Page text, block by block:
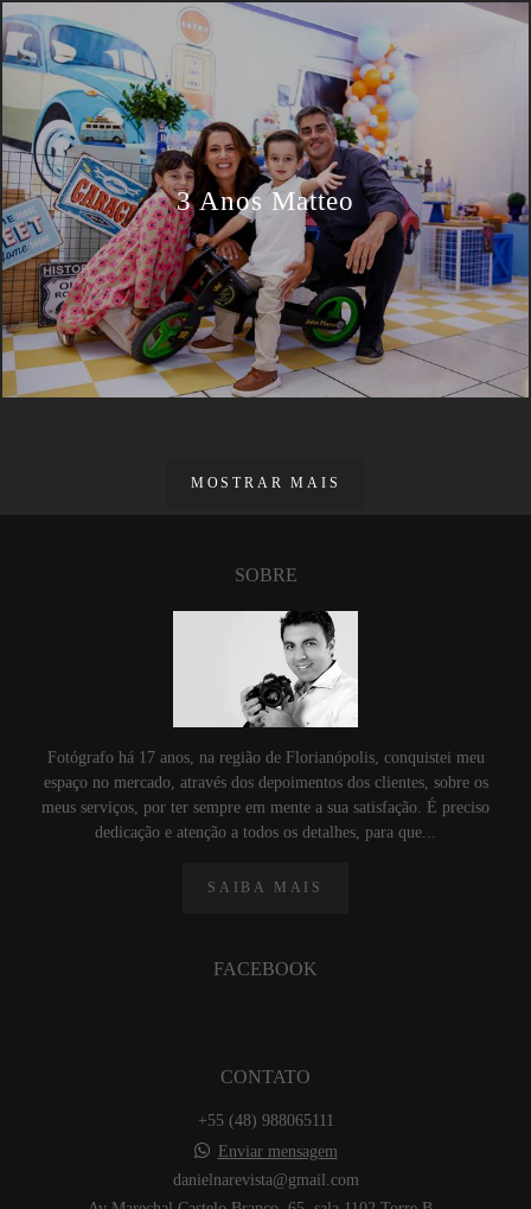
3 Anos Matteo
MOSTRAR MAIS
SOBRE
Fotógrafo há 17 anos, na região de Florianópolis, conquistei meu
espaço no mercado, através dos depoimentos dos clientes, sobre os
meus serviços, por ter sempre em mente a sua satisfação. É preciso
dedicação e atenção a todos os detalhes, para que...
SAIBA MAIS
FACEBOOK
CONTATO
+55 (48) 988065111
Enviar mensagem
danielnarevista@gmail.com